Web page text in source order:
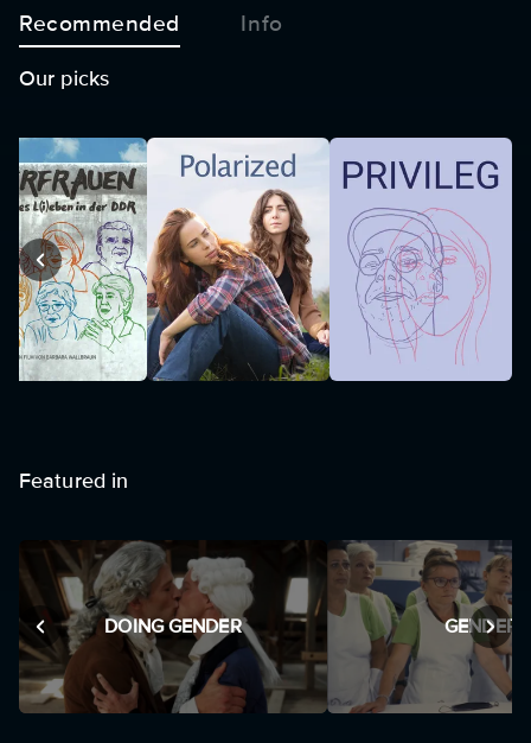
Recommended Info
Our picks
Featured in
DOING GENDER GENDER